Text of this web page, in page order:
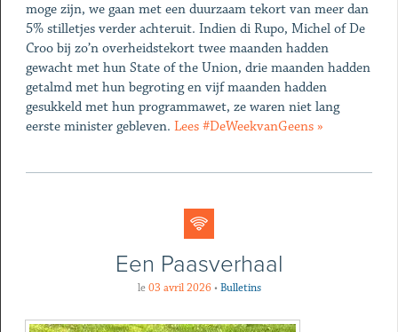
moge zijn, we gaan met een duurzaam tekort van meer dan
5% stilletjes verder achteruit. Indien di Rupo, Michel of De
Croo bij zo’n overheidstekort twee maanden hadden
gewacht met hun State of the Union, drie maanden hadden
getalmd met hun begroting en vijf maanden hadden
gesukkeld met hun programmawet, ze waren niet lang
eerste minister gebleven. Lees #DeWeekvanGeens »
Een Paasverhaal
le 03 avril 2026 • Bulletins